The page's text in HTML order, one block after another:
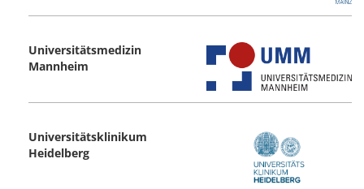
Universitätsmedizin
Mannheim
Universitätsklinikum
Heidelberg